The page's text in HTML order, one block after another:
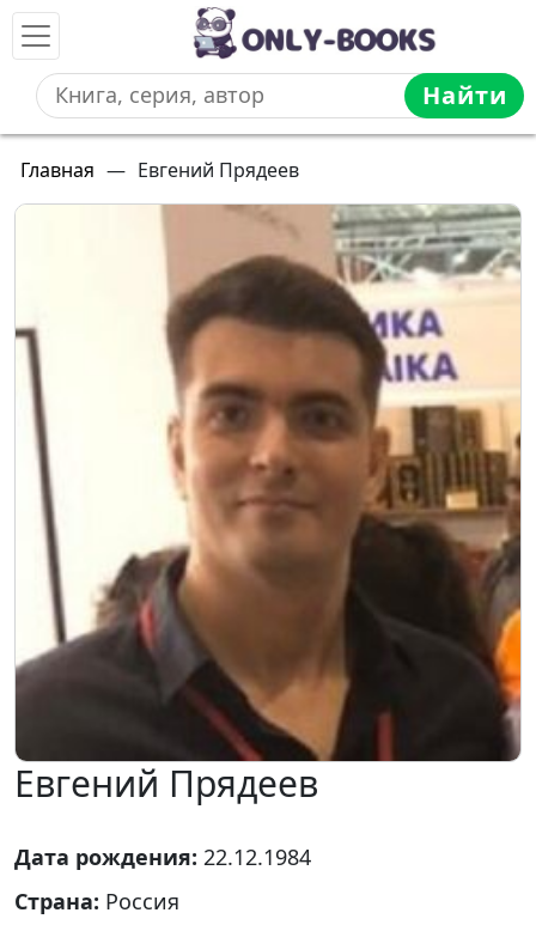
Найти
Главная — Евгений Прядеев
Евгений Прядеев
Дата рождения: 22.12.1984
Страна: Россия